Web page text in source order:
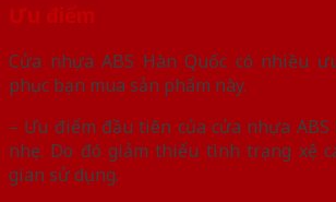
Ưu điểm
Cửa nhựa ABS Hàn Quốc có nhiều
phục bạn mua sản phẩm này.
– Ưu điểm đầu tiên của cửa nhựa
nhẹ. Do đó giảm thiểu tình trạng xệ
gian sử dụng.